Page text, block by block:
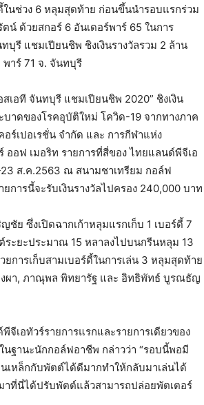
ในช่วง 6 หลุมสุดท้าย ก่อนขึ้นนำรอบแรกร่วม
ด้วยสกอร์ 6 อันเดอร์พาร์ 65 ในการ
รี แชมเปียนชิพ ชิงเงินรางวัลรวม 2 ล้าน
าร์ 71 จ. จันทบุรี
เอที จันทบุรี แชมเปียนชิพ 2020” ชิงเงิน
าดของโรคอุบัติใหม่ โควิด-19 จากทางภาค
ร์เปอเรชั่น จำกัด และ การกีฬาแห่ง
ออฟ เมอริท รายการที่สี่ของ ไทยแลนด์พีจีเอ
ส.ค.2563 ณ สนามชาเทรียม กอล์ฟ
การนี้จะรับเงินรางวัลไปครอง 240,000 บาท
ย ซึ่งเปิดฉากเก้าหลุมแรกเก็บ 1 เบอร์ดี้ 7
ระยะประมาณ 15 หลาลงไปบนกรีนหลุม 13
การเก็บสามเบอร์ดี้ในการเล่น 3 หลุมสุดท้าย
งผา, ภาณุพล พิทยารัฐ และ อิทธิพัทธ์ บูรณธัญ
เอทัวร์รายการแรกและรายการเดียวของ
นฐานะนักกอล์ฟอาชีพ กล่าวว่า “รอบนี้พอมี
เหล็กกับพัตต์ได้ดีมากทำให้กลับมาเล่นได้
ที่นี่ได้ปรับพัตต์แล้วสามารถปล่อยพัตเตอร์